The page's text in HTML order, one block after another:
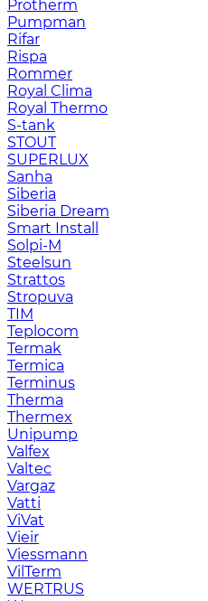
Protherm
Pumpman
Rifar
Rispa
Rommer
Royal Clima
Royal Thermo
S-tank
STOUT
SUPERLUX
Sanha
Siberia
Siberia Dream
Smart Install
Solpi-M
Steelsun
Strattos
Stropuva
TIM
Teplocom
Termak
Termica
Terminus
Therma
Thermex
Unipump
Valfex
Valtec
Vargaz
Vatti
ViVat
Vieir
Viessmann
VilTerm
WERTRUS